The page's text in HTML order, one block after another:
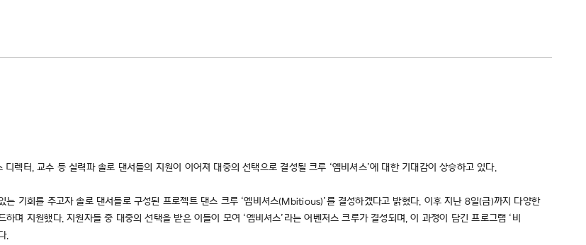
렉터, 교수 등 실력파 솔로 댄서들의 지원이 이어져 대중의 선택으로 결성될 크루 ‘엠비셔스’에 대한 기대감이 상승하고 있다.
기회를 주고자 솔로 댄서들로 구성된 프로젝트 댄스 크루 ‘엠비셔스(Mbitious)’를 결성하겠다고 밝혔다. 이후 지난 8일(금)까지 다양한
며 지원했다. 지원자들 중 대중의 선택을 받은 이들이 모여 ‘엠비셔스’라는 어벤저스 크루가 결성되며, 이 과정이 담긴 프로그램 ‘비
.